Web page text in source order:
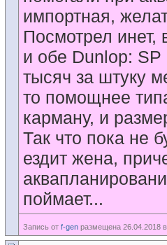
импортная,
Посмотрел
и обе Dunlop:
тысяч за штуку
то помощнее
карману, и
Так что пока не
ездит жена,
поймает...
Запись от f-gen размещена 26.04.2018